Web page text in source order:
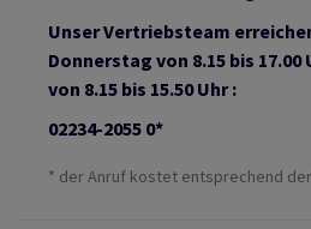
Unser Vertriebsteam
Donnerstag von 8.15 bis
von 8.15 bis 15.50 Uhr :
02234-2055 0*
* der Anruf kostet entsprechend